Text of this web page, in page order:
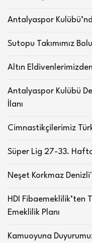
Antalyaspor
Sutopu Takımımız
Altın
Antalyaspor Kulübü
İlanı
Cimnastikçilerimiz
Süper Lig 27-33.
Neşet Korkmaz
HDI Fibaemeklilik’ten
Emeklilik Planı
Kamuoyuna